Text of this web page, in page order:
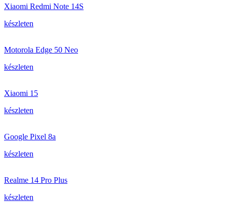
Xiaomi Redmi Note 14S
készleten
Motorola Edge 50 Neo
készleten
Xiaomi 15
készleten
Google Pixel 8a
készleten
Realme 14 Pro Plus
készleten